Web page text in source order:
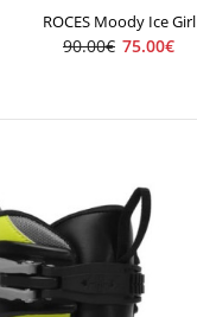
ROCES Moody Ice Girl
90.00€ 75.00€